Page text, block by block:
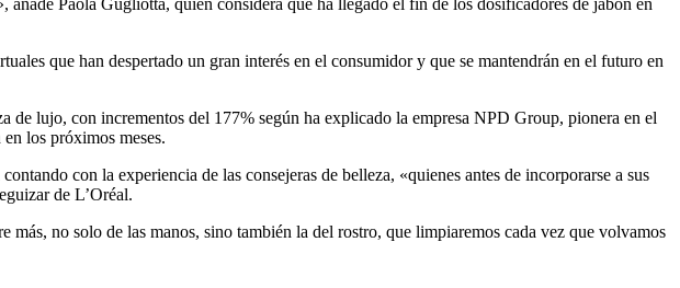
que han despertado un gran interés en el consumidor y que se mantendrán en el futuro en
lujo, con incrementos del 177% según ha explicado la empresa NPD Group, pionera en el
los próximos meses.
con la experiencia de las consejeras de belleza, «quienes antes de incorporarse a sus
de L’Oréal.
no solo de las manos, sino también la del rostro, que limpiaremos cada vez que volvamos